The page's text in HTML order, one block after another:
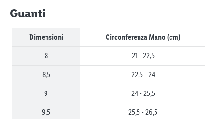
Guanti
Dimensioni Circonferenza Mano (cm)
8 21 - 22,5
8,5 22,5 - 24
9 24 - 25,5
9,5 25,5 - 26,5